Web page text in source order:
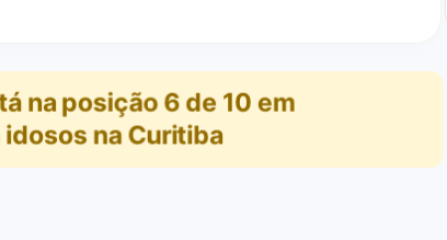
na posição6 de 10 em
na Curitiba